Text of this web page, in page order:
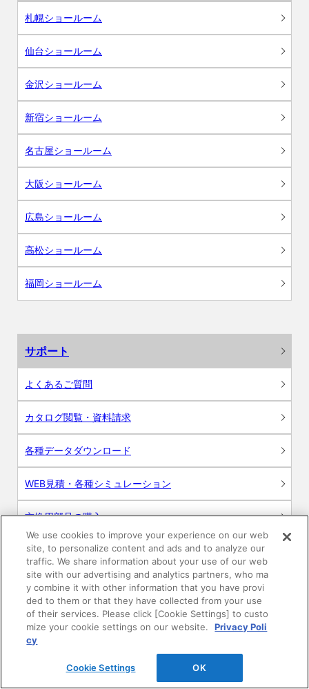
札幌ショールーム
仙台ショールーム
金沢ショールーム
新宿ショールーム
名古屋ショールーム
大阪ショールーム
広島ショールーム
高松ショールーム
福岡ショールーム
サポート
よくあるご質問
カタログ閲覧・資料請求
各種データダウンロード
WEB見積・各種シミュレーション
交換用部品の購入
修理・点検
お問い合わせ
ログイン
建築・設計関係者様向けサイト
We use cookies to improve your experience on our web
site, to personalize content and ads and to analyze our
traffic. We share information about your use of our web
site with our advertising and analytics partners, who ma
y combine it with other information that you have provi
ded to them or that they have collected from your use
of their services. Please click [Cookie Settings] to custo
mize your cookie settings on our website.
Privacy Poli
cy
Cookie Settings OK